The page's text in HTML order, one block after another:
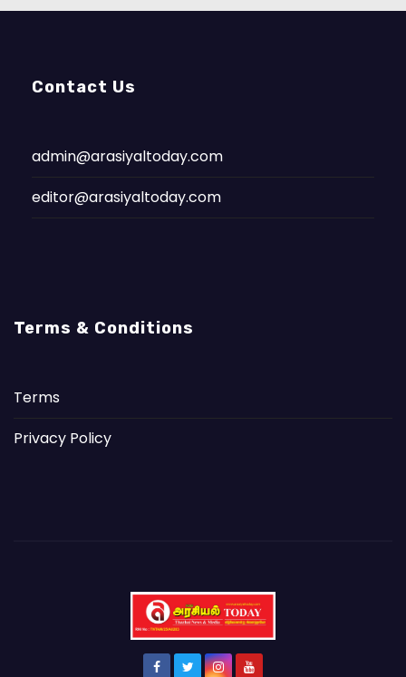
Contact Us
admin@arasiyaltoday.com
editor@arasiyaltoday.com
Terms & Conditions
Terms
Privacy Policy